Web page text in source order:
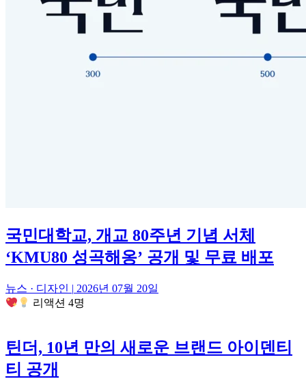
국민대학교, 개교 80주년 기념 서체
‘KMU80 성곡해옹’ 공개 및 무료 배포
뉴스 · 디자인 | 2026년 07월 20일
리액션 4명
틴더, 10년 만의 새로운 브랜드 아이덴티
티 공개